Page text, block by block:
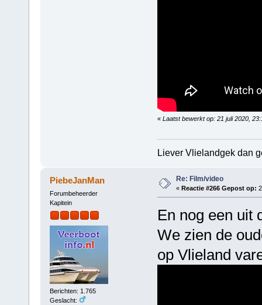
« Laatst bewerkt op: 21 juli 2020,
Liever Vlielandgek dan
PiebeJanMan
Forumbeheerder
Kapitein
Berichten: 1.765
Geslacht:
Re: Film/video
« Reactie #266 Gepost op:
En nog een uit
We zien de
op Vlieland